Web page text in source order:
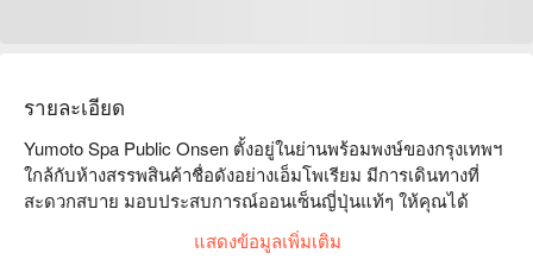
รายละเอียด
Yumoto Spa Public Onsen ตั้งอยู่ในย่านพร้อมพงษ์ของกรุงเทพฯ
ใกล้กับห้างสรรพสินค้าชื่อดังอย่างเอ็มโพเรียม มีการเดินทางที่
สะดวกสบาย มอบประสบการณ์ออนเซ็นญี่ปุ่นแท้ๆ ให้คุณได้
เพลิดเพลินกับเวลาผ่อนคลายในเมืองที่วุ่นวาย สถานที่มีสระน้ำพุ
ร้อนหลากหลายและให้บริการนวดมืออาชีพที่ลูกค้าชื่นชมอย่าง
แสดงข้อมูลเพิ่มเติม